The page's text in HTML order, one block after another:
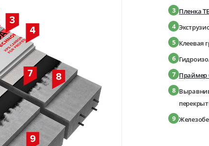
3 Пленка
4
5 Клеевая
6
7 Праймер
8
9